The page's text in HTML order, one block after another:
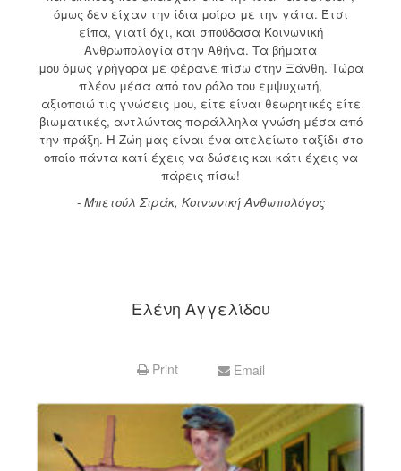
όμως δεν είχαν την ίδια μοίρα με την γάτα. Έτσι
είπα, γιατί όχι, και σπούδασα Κοινωνική
Ανθρωπολογία στην Αθήνα. Τα βήματα
μου όμως γρήγορα με φέρανε πίσω στην Ξάνθη. Τώρα
πλέον μέσα από τον ρόλο του εμψυχωτή,
αξιοποιώ τις γνώσεις μου, είτε είναι θεωρητικές είτε
βιωματικές, αντλώντας παράλληλα γνώση μέσα από
την πράξη. Η Ζώη μας είναι ένα ατελείωτο ταξίδι στο
οποίο πάντα κατί έχεις να δώσεις και κάτι έχεις να
πάρεις πίσω!
- Μπετούλ Σιράκ, Κοινωνική Ανθωπολόγος
Ελένη Αγγελίδου
Print Email